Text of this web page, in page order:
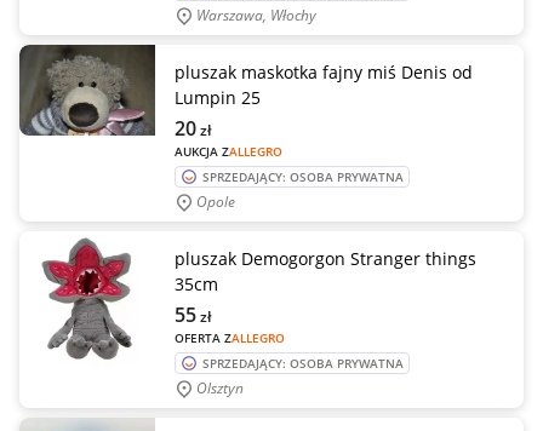
Warszawa, Włochy
pluszak maskotka fajny miś Denis od
Lumpin 25
AUKCJA ZALLEGRO
20zł
SPRZEDAJĄCY: OSOBA PRYWATNA
Opole
pluszak Demogorgon Stranger things
35cm
OFERTA ZALLEGRO
55zł
SPRZEDAJĄCY: OSOBA PRYWATNA
Olsztyn